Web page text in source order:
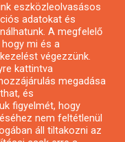
eszközleolvasásos
adatokat és
A megfelelő
mi és a
végezzünk.
kattintva
megadása
és
figyelmét, hogy
nem feltétlenül
áll tiltakozni az